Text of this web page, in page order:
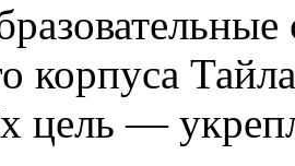
корпуса
цель —